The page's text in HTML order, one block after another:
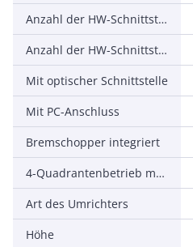
Anzahl der HW-Schnittstellen parallel
Anzahl der HW-Schnittstellen sonstige
Mit optischer Schnittstelle
Mit PC-Anschluss
Bremschopper integriert
4-Quadrantenbetrieb möglich
Art des Umrichters
Höhe